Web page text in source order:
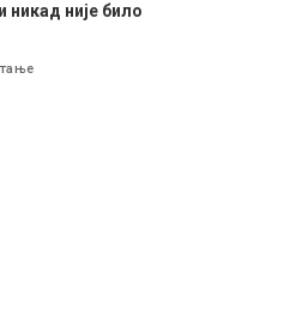
никад није било